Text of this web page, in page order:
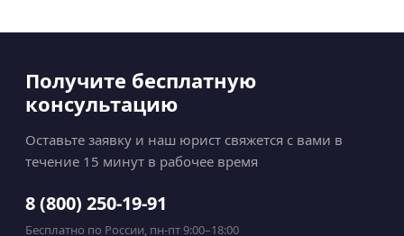
Получите бесплатную
консультацию
Оставьте заявку и наш юрист свяжется с вами в
течение 15 минут в рабочее время
8 (800) 250-19-91
Бесплатно по России, пн-пт 9:00–18:00